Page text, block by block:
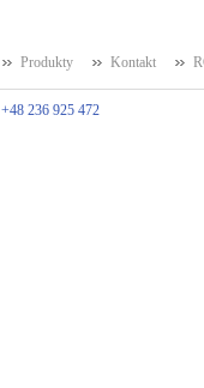
Produkty Kontakt
+48 236 925 472